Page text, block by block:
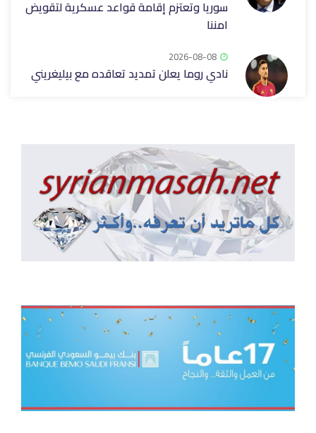
سوريا وتعتزم إقامة قواعد عسكرية لتقويض
امننا
2026-08-08
نادي روما يعلن تمديد تعاقده مع بيليغريني